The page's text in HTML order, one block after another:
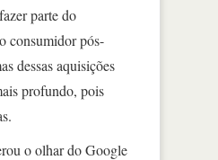
parte do
consumidor pós-
dessas aquisições
profundo, pois
o olhar do Google